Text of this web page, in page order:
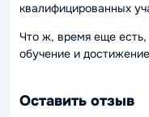
квалифицированных
Что ж, время еще
обучение и
Оставить отзыв